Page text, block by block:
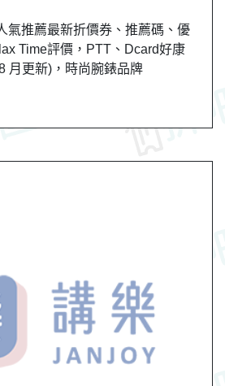
氣推薦最新折價券、推薦碼、優
Time評價，PTT、Dcard好康
月更新)，時尚腕錶品牌